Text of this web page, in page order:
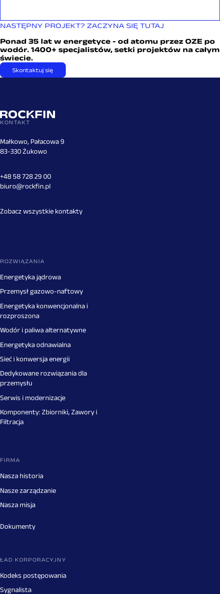
NASTĘPNY PROJEKT? ZACZYNA SIĘ TUTAJ
Ponad 35 lat w energetyce - od atomu przez OZE po
wodór. 1400+ specjalistów, setki projektów na całym
świecie.
Skontaktuj się
KONTAKT
Małkowo, Pałacowa 9
83-330 Żukowo
+48 58 728 29 00
biuro@rockfin.pl
Zobacz wszystkie kontakty
ROZWIĄZANIA
Energetyka jądrowa
Przemysł gazowo-naftowy
Energetyka konwencjonalna i
rozproszona
Wodór i paliwa alternatywne
Energetyka odnawialna
Sieć i konwersja energii
Dedykowane rozwiązania dla
przemysłu
Serwis i modernizacje
Komponenty: Zbiorniki, Zawory i
Filtracja
FIRMA
Nasza historia
Nasze zarządzanie
Nasza misja
Dokumenty
ŁAD KORPORACYJNY
Kodeks postępowania
Sygnalista